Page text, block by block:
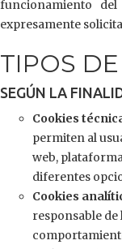
funcionamiento
expresamente
TIPOS
SEGÚN LA
Cookies
permiten al
web,
diferentes
Cookies
responsable de